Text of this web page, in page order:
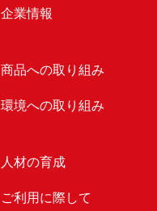
企業情報
商品への取り組み
環境への取り組み
人材の育成
ご利用に際して